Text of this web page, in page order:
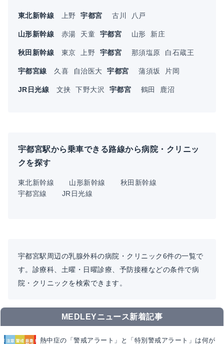
東北新幹線 上野 宇都宮 古川 八戸
山形新幹線 赤湯 天童 宇都宮 山形 新庄
秋田新幹線 東京 上野 宇都宮 那須塩原 白石蔵王
宇都宮線 久喜 自治医大 宇都宮 蒲須坂 片岡
JR日光線 文挟 下野大沢 宇都宮 鶴田 鹿沼
宇都宮駅から乗車できる路線から病院・クリニッ
クを探す
東北新幹線 山形新幹線
秋田新幹線
宇都宮線
JR日光線
宇都宮駅周辺の乳腺外科の病院・クリニック6件の一覧で
す。診療科、土曜・日曜診療、予防接種などの条件で病
院・クリニックを検索できます。
MEDLEYニュース新着記事
熱中症の「警戒アラート」と「特別警戒アラート」は何が